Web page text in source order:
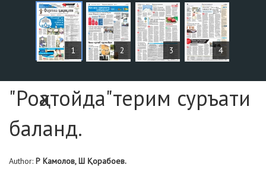
1 2 3 4
ARTICLES
Page №1
"Роҳатойда"терим суръати
баланд.
Author: Р Камолов, Ш Қорабоев.